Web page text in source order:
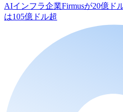
AIインフラ企業Firmusが20億ド
は105億ドル超